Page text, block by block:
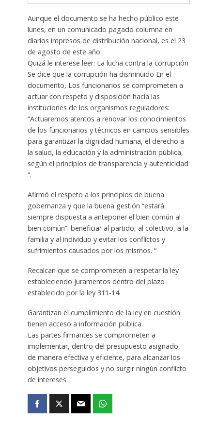
Aunque el documento se ha hecho público este
lunes, en un comunicado pagado columna en
diarios impresos de distribución nacional, es el 23
de agosto de este año.
Quizá le interese leer: La lucha contra la corrupción
Se dice que la corrupción ha disminuido En el
documento, Los funcionarios se comprometen a
actuar con respeto y disposición hacia las
instituciones de los organismos reguladores:
“Actuaremos atentos a renovar los conocimientos
de los funcionarios y técnicos en campos sensibles
para garantizar la dignidad humana, el derecho a
la salud, la educación y la administración pública,
según el principios de transparencia y autenticidad
“.
Afirmó el respeto a los principios de buena
gobernanza y que la buena gestión “estará
siempre dispuesta a anteponer el bien común al
bien común”. beneficiar al partido, al colectivo, a la
familia y al individuo y evitar los conflictos y
sufrimientos causados ​​por los mismos. “
Recalcan que se comprometen a respetar la ley
estableciendo juramentos dentro del plazo
establecido por la ley 311-14.
Garantizan el cumplimiento de la ley en cuestión
tienen acceso a información pública.
Las partes firmantes se comprometen a
implementar, dentro del presupuesto asignado,
de manera efectiva y eficiente, para alcanzar los
objetivos perseguidos y no surgir ningún conflicto
de intereses.